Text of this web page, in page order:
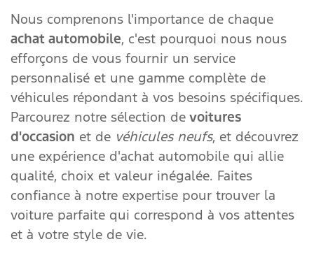
Nous comprenons l'importance de chaque
achat automobile, c'est pourquoi nous nous
efforçons de vous fournir un service
personnalisé et une gamme complète de
véhicules répondant à vos besoins spécifiques.
Parcourez notre sélection de voitures
d'occasion et de véhicules neufs, et découvrez
une expérience d'achat automobile qui allie
qualité, choix et valeur inégalée. Faites
confiance à notre expertise pour trouver la
voiture parfaite qui correspond à vos attentes
et à votre style de vie.